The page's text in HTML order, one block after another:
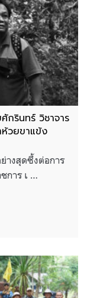
กรินทร์ วิชาจาร
วยขาแข้ง
างสุดซึ้งต่อการ
การ เ …